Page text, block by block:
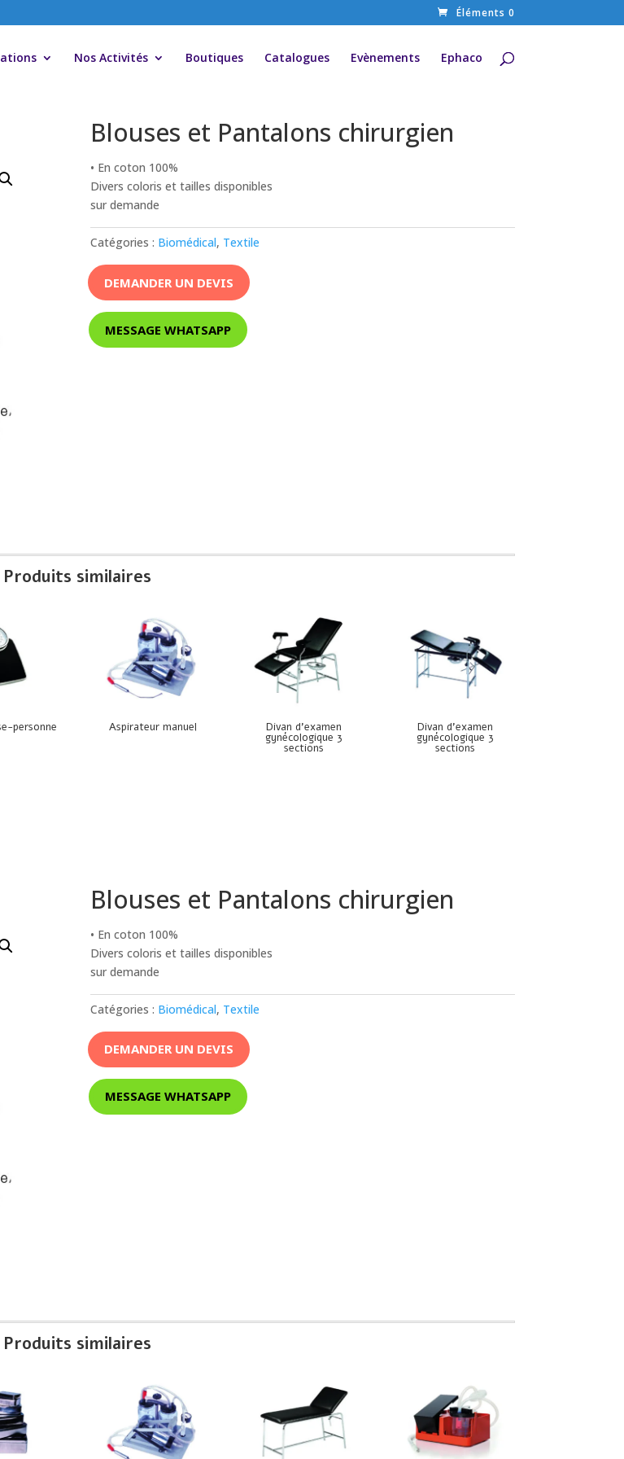
Éléments 0
Nos Activités Boutiques Catalogues Evènements Ephaco
Blouses et Pantalons chirurgien
• En coton 100%
Divers coloris et tailles disponibles
sur demande
Catégories : Biomédical, Textile
DEMANDER UN DEVIS
MESSAGE WHATSAPP
Produits similaires
personne Aspirateur manuel Divan d’examen
gynécologique 3
sections
Divan d’examen
gynécologique 3
sections
Blouses et Pantalons chirurgien
• En coton 100%
Divers coloris et tailles disponibles
sur demande
Catégories : Biomédical, Textile
DEMANDER UN DEVIS
MESSAGE WHATSAPP
Produits similaires